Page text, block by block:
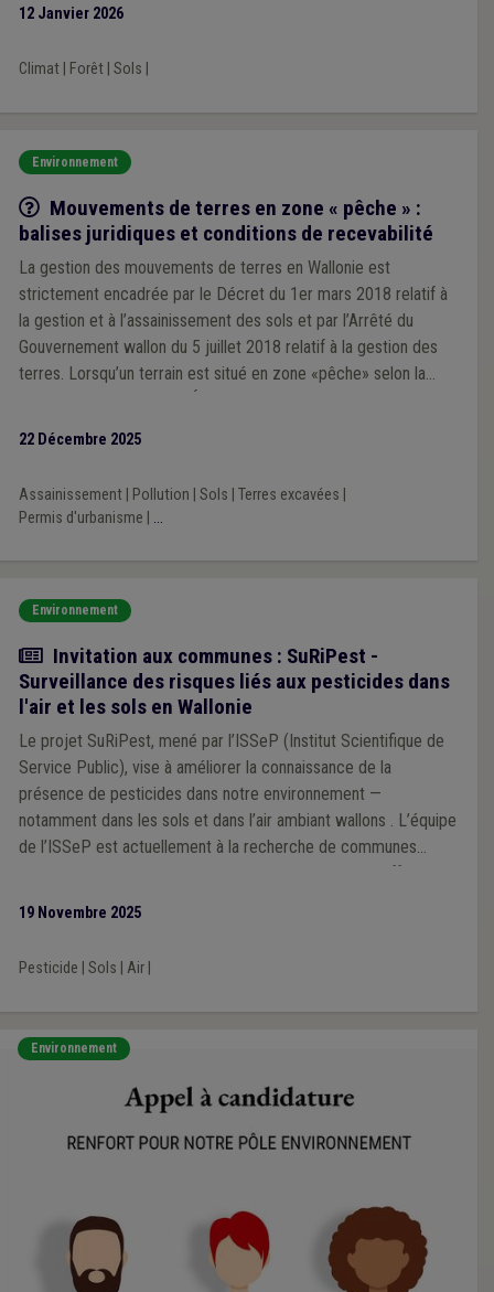
12 Janvier 2026
Climat| Forêt| Sols
Environnement
Q/R
Mouvements de terres en zone « pêche » :
balises juridiques et conditions de recevabilité
La gestion des mouvements de terres en Wallonie est
strictement encadrée par le Décret du 1er mars 2018 relatif à
la gestion et à l’assainissement des sols et par l’Arrêté du
Gouvernement wallon du 5 juillet 2018 relatif à la gestion des
terres. Lorsqu’un terrain est situé en zone «pêche» selon la
22 Décembre 2025
Assainissement| Pollution Sols Terres excavées
Permis d'urbanisme
...
Environnement
Actualité
Invitation aux communes : SuRiPest -
Surveillance des risques liés aux pesticides dans
l'air et les sols en Wallonie
Le projet SuRiPest, mené par l’ISSeP (Institut Scientifique de
Service Public), vise à améliorer la connaissance de la
présence de pesticides dans notre environnement —
notamment dans les sols et dans l’air ambiant wallons . L’équipe
de l’ISSeP est actuellement à la recherche de communes
volontaires pour participer à cette démarche, ce qui offrira
19 Novembre 2025
Pesticide Sols Air|
Environnement